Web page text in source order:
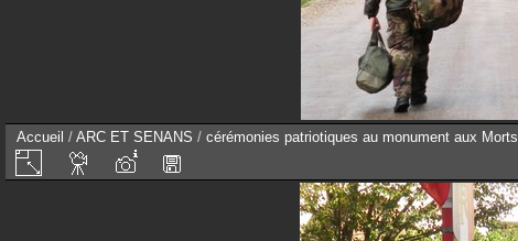
Accueil / ARC ET SENANS / cérémonies patriotiques au monument aux Morts